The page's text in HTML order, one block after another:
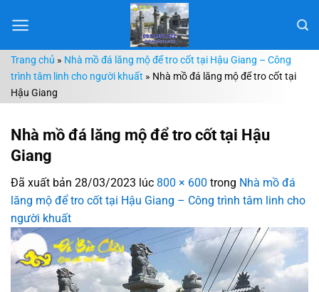
đến
dungTrang chủ » Nhà mồ đá lăng mộ để tro cốt tại Hậu Giang – Công
trình tâm linh cho người khuất » Nhà mồ đá lăng mộ để tro cốt tại
Hậu Giang
Nhà mồ đá lăng mộ để tro cốt tại Hậu
Giang
Đã xuất bản 28/03/2023 lúc 800 × 600 trong Nhà mồ đá
lăng mộ để tro cốt tại Hậu Giang – Công trình tâm linh cho
người khuất